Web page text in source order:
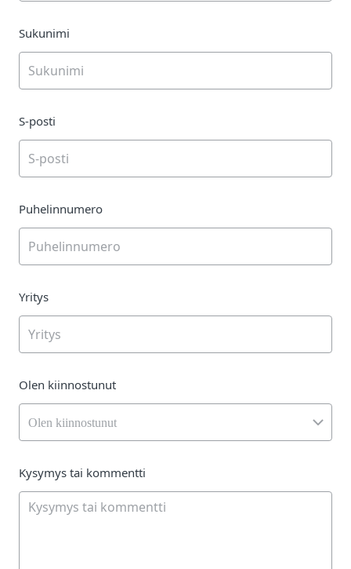
Sukunimi
S-posti
Puhelinnumero
Yritys
Olen kiinnostunut
Olen kiinnostunut
Kysymys tai kommentti